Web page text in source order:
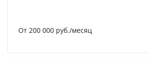
От 200 000 руб./месяц